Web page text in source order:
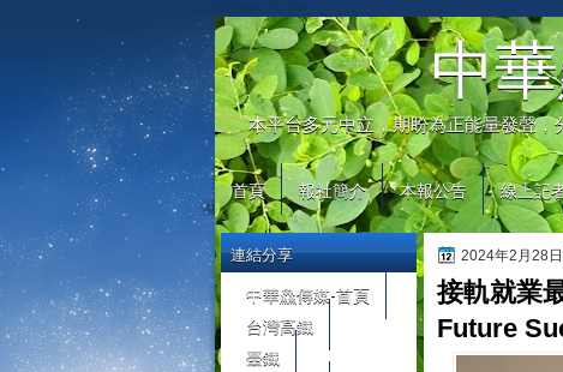
中
本平台多元中立，期盼為正能量發聲
首頁 報社簡介 本報公告 線上記
2024年2月28
接軌就業
Future
連結分享
中華鱻傳媒-首頁
台灣高鐵
臺鐵